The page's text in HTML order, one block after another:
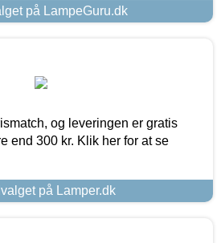
på LampeGuru.dk
og leveringen er gratis
end 300 kr. Klik her for at se
på Lamper.dk